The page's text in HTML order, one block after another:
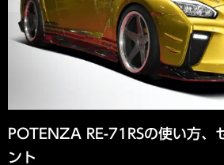
POTENZA RE-71RSの使い方、
ント